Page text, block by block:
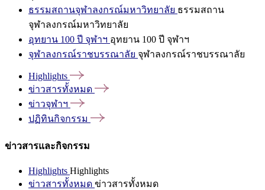
ธรรมสถานจุฬาลงกรณ์มหาวิทยาลัย ธรรมสถาน
จุฬาลงกรณ์มหาวิทยาลัย
อุทยาน 100 ปี จุฬาฯ อุทยาน 100 ปี จุฬาฯ
จุฬาลงกรณ์ราชบรรณาลัย จุฬาลงกรณ์ราชบรรณาลัย
Highlights
ข่าวสารทั้งหมด
ข่าวจุฬาฯ
ปฏิทินกิจกรรม
ข่าวสารและกิจกรรม
Highlights Highlights
ข่าวสารทั้งหมด ข่าวสารทั้งหมด